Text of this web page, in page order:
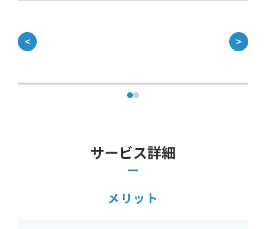
＜ ＞
サービス詳細
メリット